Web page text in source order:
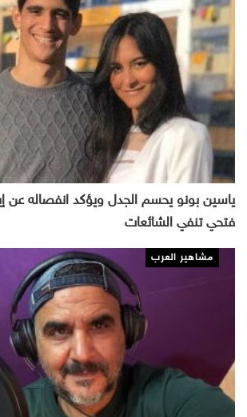
ياسين بونو يحسم الجدل ويؤكد انفصاله عن
فتحي تنفي الشائعات
مشاهير العرب